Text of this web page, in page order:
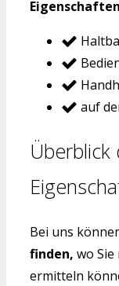
auf
Überblick
Bei uns
finden, wo
ermitteln